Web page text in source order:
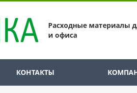
Расходные материалы
и офиса
КОНТАКТЫ